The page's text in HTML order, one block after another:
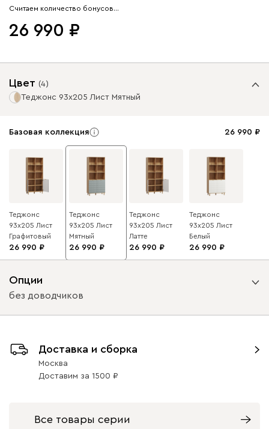
Считаем количество бонусов…
26 990
Цвет (4)
Теджонс 93x205 Лист Мятный
Базовая коллекция 26 990
Теджонс
93x205 Лист
Графитовый
26 990
Теджонс
93x205 Лист
Мятный
26 990
Теджонс
93x205 Лист
Латте
26 990
Теджонс
93x205 Лист
Белый
26 990
Опции
без доводчиков
без доводчиков с доводчиками
Доставка и сборка
Москва
Доставим за 1500
Все товары серии